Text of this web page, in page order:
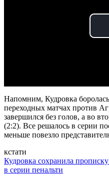
Напомним, Кудровка
переходных матчах против
завершился без голов, а во
(2:2). Все решалось в серии
меньше повезло
кстати
Кудровка сохранила
в серии пенальти